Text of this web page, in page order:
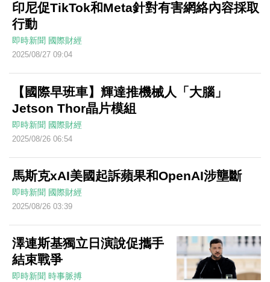
印尼促TikTok和Meta針對有害網絡內容採取
行動
即時新聞 國際財經
2025/08/27 09:04
【國際早班車】輝達推機械人「大腦」
Jetson Thor晶片模組
即時新聞 國際財經
2025/08/26 06:54
馬斯克xAI美國起訴蘋果和OpenAI涉壟斷
即時新聞 國際財經
2025/08/26 03:39
澤連斯基獨立日演說促攜手
結束戰爭
即時新聞 時事脈搏